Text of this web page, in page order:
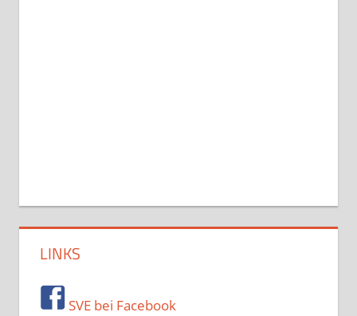
LINKS
SVE bei Facebook